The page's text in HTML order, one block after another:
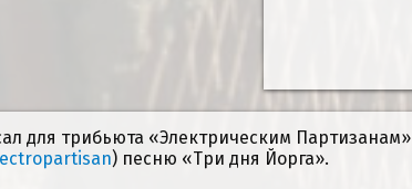
для трибьюта «Электрическим Партизанам»
) песню «Три дня Йорга».